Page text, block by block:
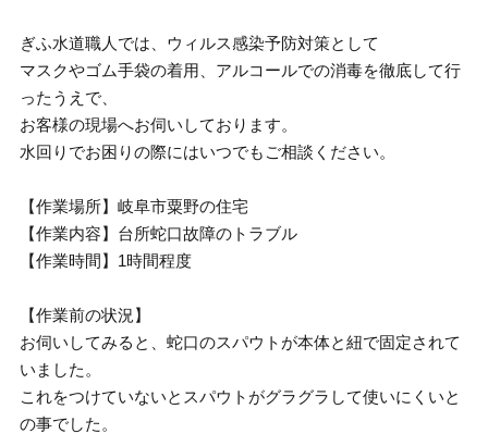
ぎふ水道職人では、ウィルス感染予防対策として
マスクやゴム手袋の着用、アルコールでの消毒を徹底して行
ったうえで、
お客様の現場へお伺いしております。
水回りでお困りの際にはいつでもご相談ください。
【作業場所】岐阜市粟野の住宅
【作業内容】台所蛇口故障のトラブル
【作業時間】1時間程度
【作業前の状況】
お伺いしてみると、蛇口のスパウトが本体と紐で固定されて
いました。
これをつけていないとスパウトがグラグラして使いにくいと
の事でした。